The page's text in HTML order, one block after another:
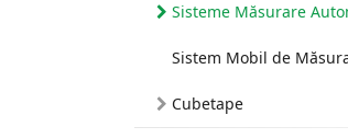
Sisteme Măsurare
Sistem Mobil de
Cubetape